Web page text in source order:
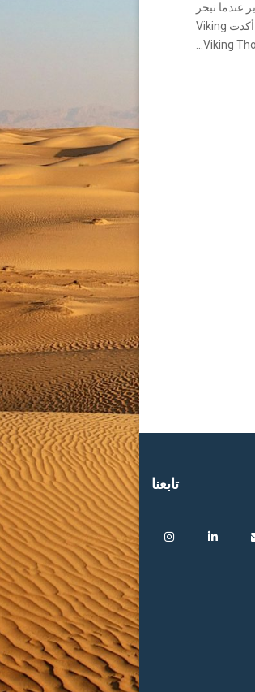
عندما تبحر
سفينة نهرية جديدة تماما على طول نهر النيل. أكدت Viking
تابعنا